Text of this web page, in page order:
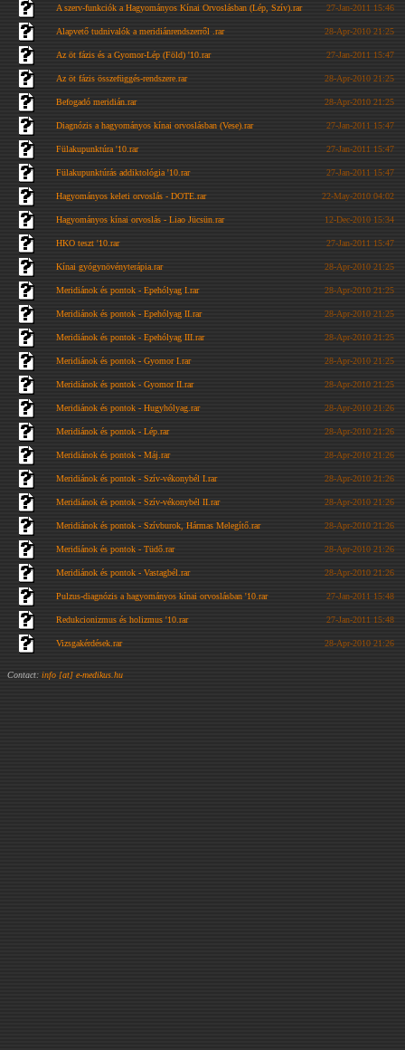
A szerv-funkciók a Hagyományos Kínai Orvoslásban (Lép, Szív).rar 27-Jan-2011 15:46
Alapvető tudnivalók a meridiánrendszerről .rar 28-Apr-2010 21:25
Az öt fázis és a Gyomor-Lép (Föld) '10.rar 27-Jan-2011 15:47
Az öt fázis összefüggés-rendszere.rar 28-Apr-2010 21:25
Befogadó meridián.rar 28-Apr-2010 21:25
Diagnózis a hagyományos kínai orvoslásban (Vese).rar 27-Jan-2011 15:47
Fülakupunktúra '10.rar 27-Jan-2011 15:47
Fülakupunktúrás addiktológia '10.rar 27-Jan-2011 15:47
Hagyományos keleti orvoslás - DOTE.rar 22-May-2010 04:02
Hagyományos kínai orvoslás - Liao Jücsün.rar 12-Dec-2010 15:34
HKO teszt '10.rar 27-Jan-2011 15:47
Kínai gyógynövényterápia.rar 28-Apr-2010 21:25
Meridiánok és pontok - Epehólyag I.rar 28-Apr-2010 21:25
Meridiánok és pontok - Epehólyag II.rar 28-Apr-2010 21:25
Meridiánok és pontok - Epehólyag III.rar 28-Apr-2010 21:25
Meridiánok és pontok - Gyomor I.rar 28-Apr-2010 21:25
Meridiánok és pontok - Gyomor II.rar 28-Apr-2010 21:25
Meridiánok és pontok - Hugyhólyag.rar 28-Apr-2010 21:26
Meridiánok és pontok - Lép.rar 28-Apr-2010 21:26
Meridiánok és pontok - Máj.rar 28-Apr-2010 21:26
Meridiánok és pontok - Szív-vékonybél I.rar 28-Apr-2010 21:26
Meridiánok és pontok - Szív-vékonybél II.rar 28-Apr-2010 21:26
Meridiánok és pontok - Szívburok, Hármas Melegítő.rar 28-Apr-2010 21:26
Meridiánok és pontok - Tüdő.rar 28-Apr-2010 21:26
Meridiánok és pontok - Vastagbél.rar 28-Apr-2010 21:26
Pulzus-diagnózis a hagyományos kínai orvoslásban '10.rar 27-Jan-2011 15:48
Redukcionizmus és holizmus '10.rar 27-Jan-2011 15:48
Vizsgakérdések.rar 28-Apr-2010 21:26
Contact: info [at] e-medikus.hu